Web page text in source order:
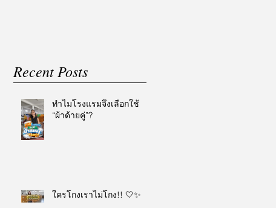
Recent Posts
ทำไมโรงแรมจึงเลือกใช้
“ผ้าด้ายคู่”?
ใครโกงเราไม่โกง!! 🤍✨